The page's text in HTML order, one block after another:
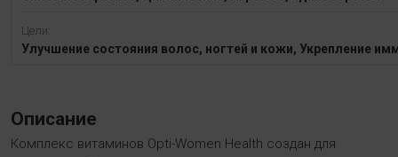
Цели:
Улучшение состояния волос, ногтей и кожи, Укрепление
Описание
Комплекс витаминов Opti-Women Health создан для